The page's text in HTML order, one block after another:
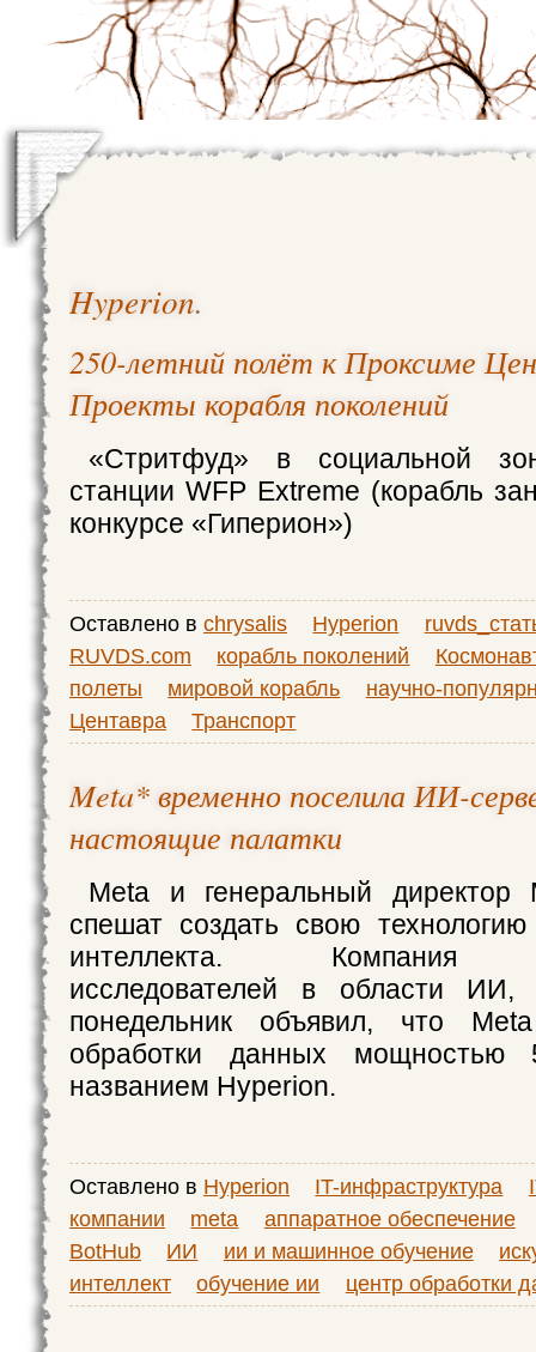
Hyperion.
250-летний полёт к Проксиме
Проекты корабля поколений
«Стритфуд» в социальной
станции WFP Extreme (корабль
конкурсе «Гиперион»)
Оставлено в chrysalis Hyperion
RUVDS.com
корабль поколений
полеты
мировой корабль
научно-
Центавра
Транспорт
Meta* временно поселила ИИ-
настоящие палатки
Meta и генеральный директор
спешат создать свою технологию
интеллекта. Компания
исследователей в области
понедельник объявил, что
обработки данных мощностью
названием Hyperion.
Оставлено в Hyperion IT-инфраструктура
компании
meta
аппаратное обеспечение
BotHub
ИИ ии и машинное обучение
интеллект
обучение ии центр обработки